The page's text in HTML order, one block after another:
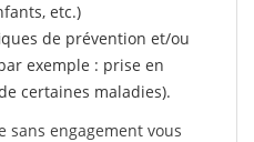
etc.)
de prévention et/ou
exemple : prise en
certaines maladies).
sans engagement vous